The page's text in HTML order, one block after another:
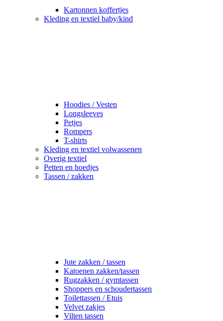
Kartonnen koffertjes
Kleding en textiel baby/kind
Hoodies / Vesten
Longsleeves
Petjes
Rompers
T-shirts
Kleding en textiel volwassenen
Overig textiel
Petten en hoedjes
Tassen / zakken
Jute zakken / tassen
Katoenen zakken/tassen
Rugzakken / gymtassen
Shoppers en schoudertassen
Toilettassen / Etuis
Velvet zakjes
Vilten tassen